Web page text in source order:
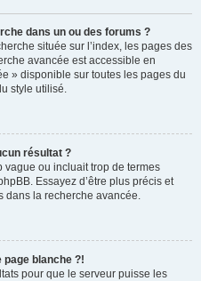
dans un ou des forums ?
située sur l’index, les pages des
avancée est accessible en
» disponible sur toutes les pages du
style utilisé.
résultat ?
vague ou incluait trop de termes
Essayez d’être plus précis et
dans la recherche avancée.
page blanche ?!
pour que le serveur puisse les